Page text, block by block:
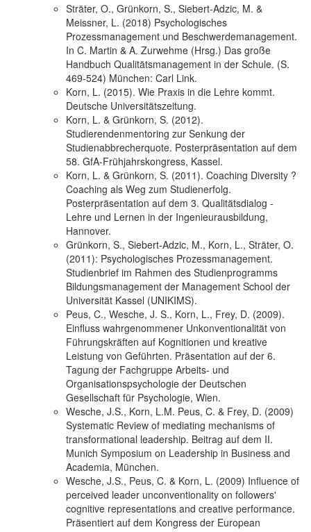
Sträter, O., Grünkorn, S., Siebert-Adzic, M. &
Meissner, L. (2018) Psychologisches
Prozessmanagement und Beschwerdemanagement.
In C. Martin & A. Zurwehme (Hrsg.) Das große
Handbuch Qualitätsmanagement in der Schule. (S.
469-524) München: Carl Link.
Korn, L. (2015). Wie Praxis in die Lehre kommt.
Deutsche Universitätszeitung.
Korn, L. & Grünkorn, S. (2012).
Studierendenmentoring zur Senkung der
Studienabbrecherquote. Posterpräsentation auf dem
58. GfA-Frühjahrskongress, Kassel.
Korn, L. & Grünkorn, S. (2011). Coaching Diversity ?
Coaching als Weg zum Studienerfolg.
Posterpräsentation auf dem 3. Qualitätsdialog -
Lehre und Lernen in der Ingenieurausbildung,
Hannover.
Grünkorn, S., Siebert-Adzic, M., Korn, L., Sträter, O.
(2011): Psychologisches Prozessmanagement.
Studienbrief im Rahmen des Studienprogramms
Bildungsmanagement der Management School der
Universität Kassel (UNIKIMS).
Peus, C., Wesche, J. S., Korn, L., Frey, D. (2009).
Einfluss wahrgenommener Unkonventionalität von
Führungskräften auf Kognitionen und kreative
Leistung von Geführten. Präsentation auf der 6.
Tagung der Fachgruppe Arbeits- und
Organisationspsychologie der Deutschen
Gesellschaft für Psychologie, Wien.
Wesche, J.S., Korn, L.M. Peus, C. & Frey, D. (2009)
Systematic Review of mediating mechanisms of
transformational leadership. Beitrag auf dem II.
Munich Symposium on Leadership in Business and
Academia, München.
Wesche, J.S., Peus, C. & Korn, L. (2009) Influence of
perceived leader unconventionality on followers'
cognitive representations and creative performance.
Präsentiert auf dem Kongress der European